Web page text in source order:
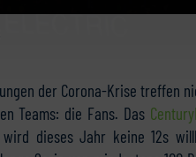
der Corona-Krise treffen
Teams: die Fans. Das
dieses Jahr keine 12s